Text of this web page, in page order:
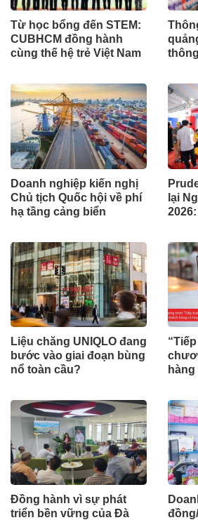
Từ học bổng đến STEM:
CUBHCM đồng hành
cùng thế hệ trẻ Việt Nam
Doanh nghiệp kiến nghị
Chủ tịch Quốc hội về phí
hạ tầng cảng biển
lại
của
Liệu chăng UNIQLO đang
bước vào giai đoạn bùng
nổ toàn cầu?
Đồng hành vì sự phát
triển bền vững của Đà